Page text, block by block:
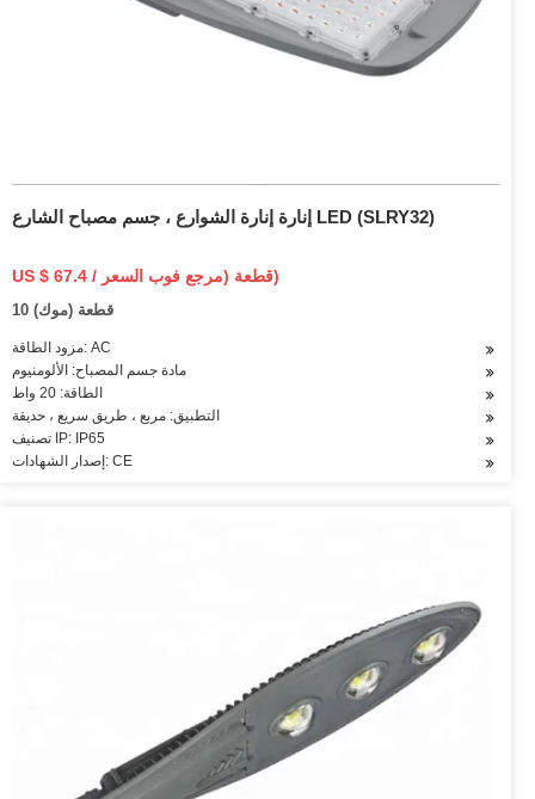
إنارة إنارة الشوارع ، جسم مصباح الشارع LED (SLRY32)
US $ 67.4 / قطعة (مرجع فوب السعر)
10 قطعة (موك)
مزود الطاقة: AC
مادة جسم المصباح: الألومنيوم
الطاقة: 20 واط
التطبيق: مربع ، طريق سريع ، حديقة
تصنيف IP: IP65
إصدار الشهادات: CE